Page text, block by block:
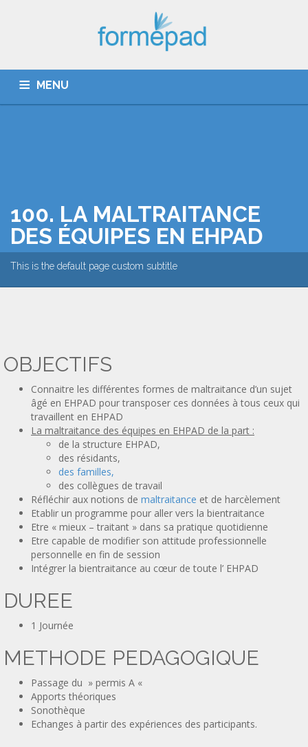
MENU
ACTUALITÉ
COUPE PATHOS ET GIRAGE
100. LA MALTRAITANCE
DES ÉQUIPES EN EHPAD
This is the default page custom subtitle
OBJECTIFS
Connaitre les différentes formes de maltraitance d’un sujet
âgé en EHPAD pour transposer ces données à tous ceux qui
travaillent en EHPAD
La maltraitance des équipes en EHPAD de la part :
de la structure EHPAD,
des résidants,
des familles,
des collègues de travail
Réfléchir aux notions de maltraitance et de harcèlement
Etablir un programme pour aller vers la bientraitance
Etre « mieux – traitant » dans sa pratique quotidienne
Etre capable de modifier son attitude professionnelle
personnelle en fin de session
Intégrer la bientraitance au cœur de toute l’ EHPAD
DUREE
1 Journée
METHODE PEDAGOGIQUE
Passage du » permis A «
Apports théoriques
Sonothèque
Echanges à partir des expériences des participants.